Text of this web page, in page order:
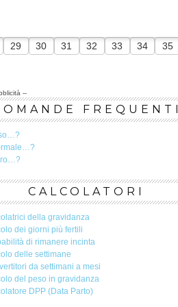
29 30 31 32 33 34 35
--
FREQUENTI
CALCOLATORI
della gravidanza
dei giorni più fertili
di rimanere incinta
delle settimane
da settimani a mesi
del peso in gravidanza
DPP (Data Parto)